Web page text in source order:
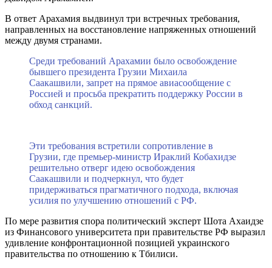
В ответ Арахамия выдвинул три встречных требования,
направленных на восстановление напряженных отношений
между двумя странами.
Среди требований Арахамии было освобождение
бывшего президента Грузии Михаила
Саакашвили, запрет на прямое авиасообщение с
Россией и просьба прекратить поддержку России в
обход санкций.
Эти требования встретили сопротивление в
Грузии, где премьер-министр Ираклий Кобахидзе
решительно отверг идею освобождения
Саакашвили и подчеркнул, что будет
придерживаться прагматичного подхода, включая
усилия по улучшению отношений с РФ.
По мере развития спора политический эксперт Шота Ахаидзе
из Финансового университета при правительстве РФ выразил
удивление конфронтационной позицией украинского
правительства по отношению к Тбилиси.